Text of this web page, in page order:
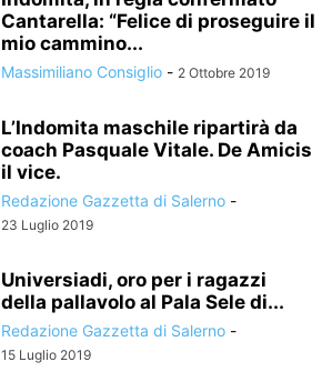
Cantarella: “Felice di proseguire il
mio cammino...
Massimiliano Consiglio - 2 Ottobre 2019
L’Indomita maschile ripartirà da
coach Pasquale Vitale. De Amicis
il vice.
Redazione Gazzetta di Salerno -
23 Luglio 2019
Universiadi, oro per i ragazzi
della pallavolo al Pala Sele di...
Redazione Gazzetta di Salerno -
15 Luglio 2019